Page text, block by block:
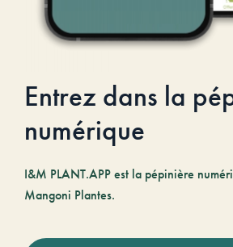
Entrez dans la
numérique
I&M PLANT.APP est la pépinière
Mangoni Plantes.